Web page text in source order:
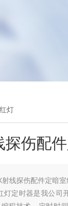
灯
探伤配
射线探伤配件定暗室
灯定时器是我公司